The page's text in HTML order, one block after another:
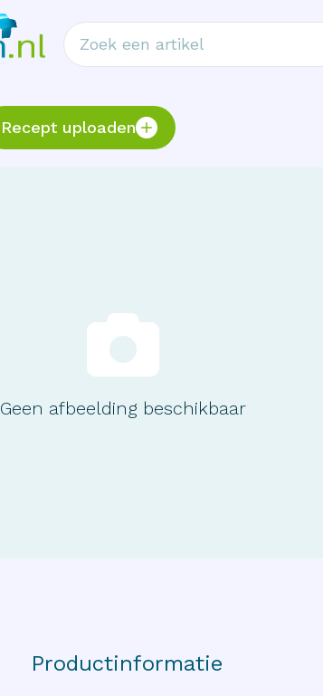
Recept uploaden
Geen afbeelding beschikbaar
Productinformatie